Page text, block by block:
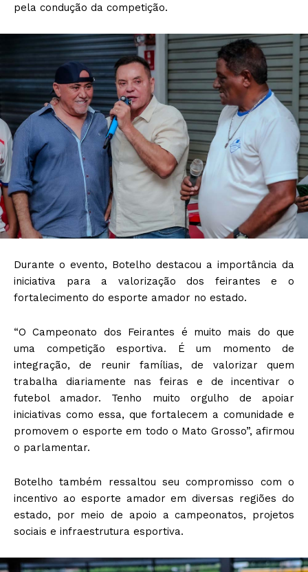
pela condução da competição.
Durante o evento, Botelho destacou a importância da
iniciativa para a valorização dos feirantes e o
fortalecimento do esporte amador no estado.
“O Campeonato dos Feirantes é muito mais do que
uma competição esportiva. É um momento de
integração, de reunir famílias, de valorizar quem
trabalha diariamente nas feiras e de incentivar o
futebol amador. Tenho muito orgulho de apoiar
iniciativas como essa, que fortalecem a comunidade e
promovem o esporte em todo o Mato Grosso”, afirmou
o parlamentar.
Botelho também ressaltou seu compromisso com o
incentivo ao esporte amador em diversas regiões do
estado, por meio de apoio a campeonatos, projetos
sociais e infraestrutura esportiva.